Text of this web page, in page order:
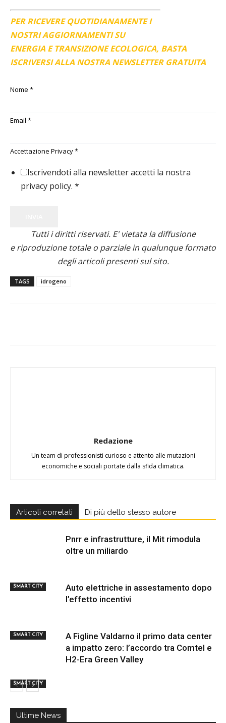
PER RICEVERE QUOTIDIANAMENTE I
NOSTRI AGGIORNAMENTI SU
ENERGIA E TRANSIZIONE ECOLOGICA, BASTA
ISCRIVERSI ALLA NOSTRA NEWSLETTER GRATUITA
Nome *
Email *
Accettazione Privacy*
Iscrivendoti alla newsletter accetti la nostra
privacy policy. *
Tutti i diritti riservati. E' vietata la diffusione
e riproduzione totale o parziale in qualunque formato
degli articoli presenti sul sito.
TAGS idrogeno
Redazione
Un team di professionisti curioso e attento alle mutazioni
economiche e sociali portate dalla sfida climatica.
Articoli correlati Di più dello stesso autore
SMART CITY
Pnrr e infrastrutture, il Mit rimodula
oltre un miliardo
SMART CITY
Auto elettriche in assestamento dopo
l’effetto incentivi
SMART CITY
A Figline Valdarno il primo data center
a impatto zero: l’accordo tra Comtel e
H2-Era Green Valley
Ultime News